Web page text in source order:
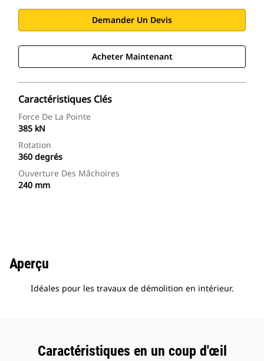
Demander Un Devis
Acheter Maintenant
Caractéristiques Clés
Force De La Pointe
385 kN
Rotation
360 degrés
Ouverture Des Mâchoires
240 mm
Aperçu
Idéales pour les travaux de démolition en intérieur.
Caractéristiques en un coup d'œil